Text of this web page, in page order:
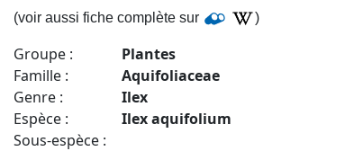
(voir aussi fiche complète sur )
Groupe :
Plantes
Famille :
Aquifoliaceae
Genre :
Ilex
Espèce :
Ilex aquifolium
Sous-espèce :